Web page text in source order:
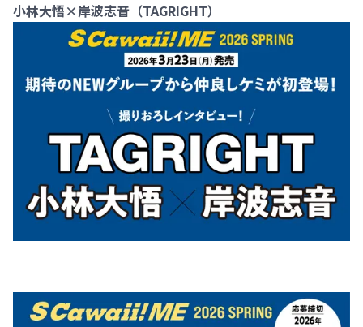
小林大悟×岸波志音（TAGRIGHT）